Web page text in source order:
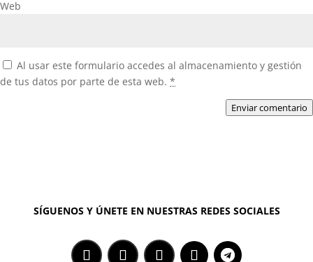
Web
Al usar este formulario accedes al almacenamiento y gestión
de tus datos por parte de esta web. *
Enviar comentario
SÍGUENOS Y ÚNETE EN NUESTRAS REDES SOCIALES